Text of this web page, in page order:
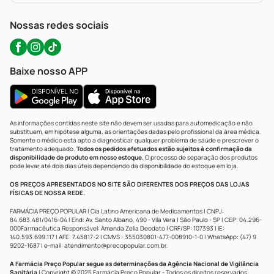
WhatsApp (47) 9202-1687
Nossas redes sociais
Baixe nosso APP
As informações contidas neste site não devem ser usadas para automedicação e não
substituem, em hipótese alguma, as orientações dadas pelo profissional da área médica.
Somente o médico está apto a diagnosticar qualquer problema de saúde e prescrever o
tratamento adequado. Todos os pedidos efetuados estão sujeitos à confirmação da
disponibilidade de produto em nosso estoque.O processo de separação dos produtos
pode levar até dois dias úteis dependendo da disponibilidade do estoque em loja.
OS PREÇOS APRESENTADOS NO SITE SÃO DIFERENTES DOS PREÇOS DAS LOJAS
FÍSICAS DE NOSSA REDE.
FARMÁCIA PREÇO POPULAR | Cia Latino Americana de Medicamentos | CNPJ:
84.683.481/0416-04 | End: Av. Santo Albano, 490 - Vila Vera | São Paulo - SP | CEP: 04.296-
000Farmacêutica Responsável: Amanda Zelia Deodato | CRF/SP: 107393 | IE:
140.593.699.117 | AFE: 7.45817-2 | CMVS - 355030801-477-008910-1-0 | WhatsApp: (47) 9
9202-1687 | e-mail: atendimento@precopopular.com.br.
A Farmácia Preço Popular segue as determinações da Agência Nacional de Vigilância
Sanitária | Copyright © 2025 Farmácia Preço Popular - Todos os direitos reservados.